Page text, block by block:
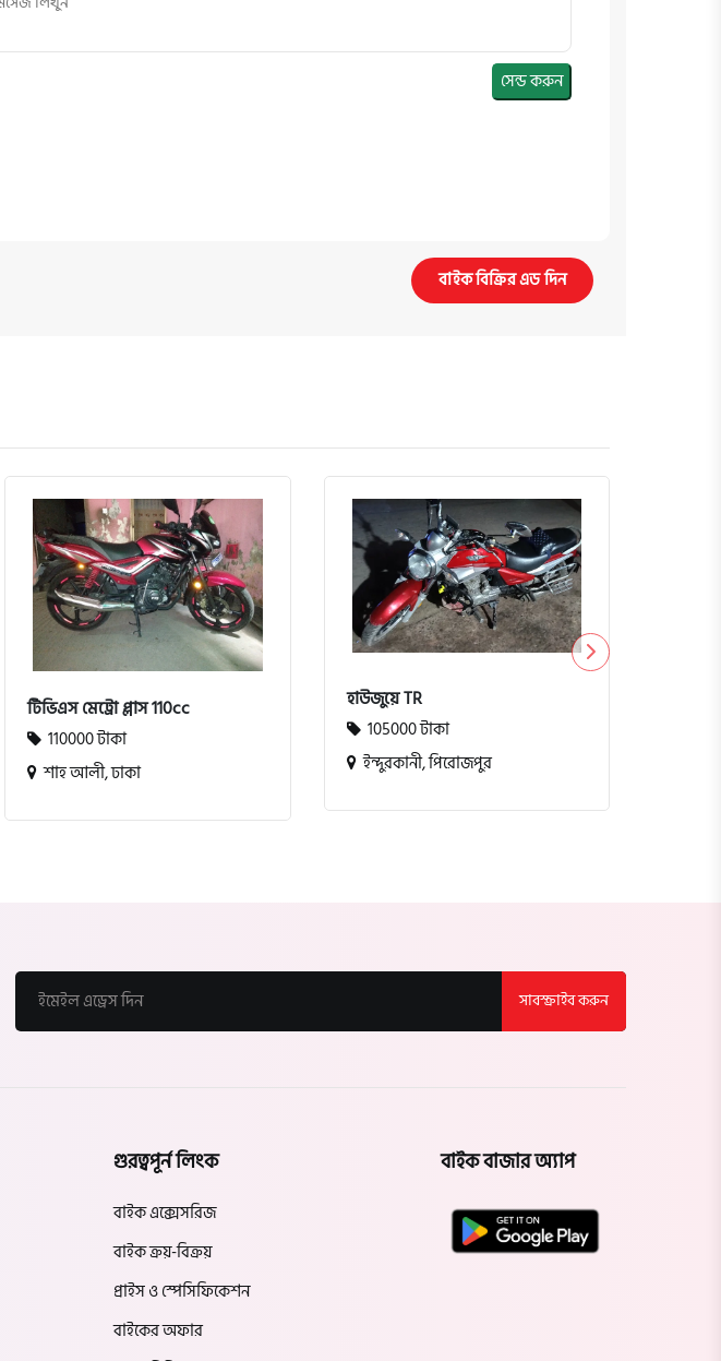
সেন্ড করুন
বাইক বিক্রির এড দিন
টিভিএস মেট্রো প্লাস 110cc
110000 টাকা
শাহ আলী, ঢাকা
হাউজুয়ে TR
105000 টাকা
ইন্দুরকানী, পিরোজপুর
সাবস্ক্রাইব করুন
গুরত্বপূর্ন লিংক
বাইক এক্সেসরিজ
বাইক ক্রয়-বিক্রয়
প্রাইস ও স্পেসিফিকেশন
বাইকের অফার
বাইক বাজার অ্যাপ